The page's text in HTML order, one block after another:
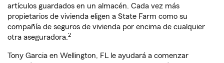
artículos guardados en un almacén. Cada vez más
propietarios de vivienda eligen a State Farm como su
compañía de seguros de vivienda por encima de cualquier
otra aseguradora.2
Tony Garcia en Wellington, FL le ayudará a comenzar